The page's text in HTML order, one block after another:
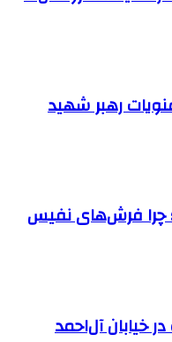
رهبر شهید
چرا فرش‌های نفیس
خیابان آل‌احمد